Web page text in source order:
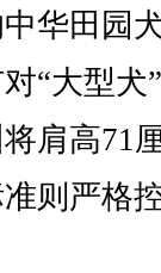
华田园
“大型犬
肩高71
则严格